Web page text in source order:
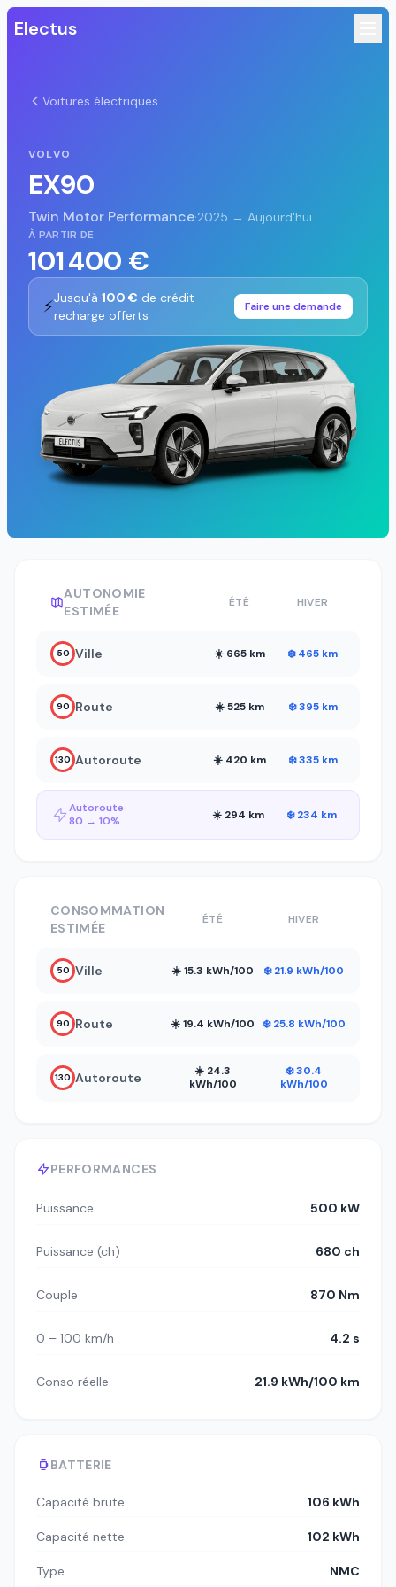
Electus
Voitures électriques
VOLVO
EX90
Twin Motor Performance·2025 → Aujourd'hui
À PARTIR DE
101 400 €
⚡Jusqu'à 100 € de crédit
recharge offerts
Faire une demande
AUTONOMIE
ESTIMÉE
ÉTÉ HIVER
50 Ville ☀️ 665 km ❄️ 465 km
90 Route ☀️ 525 km ❄️ 395 km
130 Autoroute ☀️ 420 km ❄️ 335 km
Autoroute
80 → 10%
☀️ 294 km ❄️ 234 km
PERFORMANCES
Puissance 500 kW
Puissance (ch) 680 ch
Couple 870 Nm
0 – 100 km/h 4.2 s
Conso réelle 21.9 kWh/100 km
BATTERIE
Capacité brute 106 kWh
Capacité nette 102 kWh
Type NMC
CONSOMMATION
ESTIMÉE
ÉTÉ HIVER
50 Ville ☀️ 15.3 kWh/100 ❄️ 21.9 kWh/100
90 Route ☀️ 19.4 kWh/100 ❄️ 25.8 kWh/100
130 Autoroute
☀️ 24.3
kWh/100
❄️ 30.4
kWh/100